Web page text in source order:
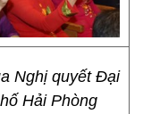
Nghị quyết Đại
Hải Phòng